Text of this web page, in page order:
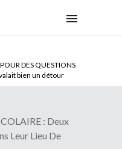
POUR DES QUESTIONS
valait bien un détour
BIYA DU CAMEROUN :
: Deux
Leur Lieu De